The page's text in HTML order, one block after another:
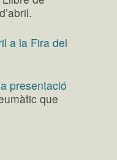
a la Fira del
presentació
que